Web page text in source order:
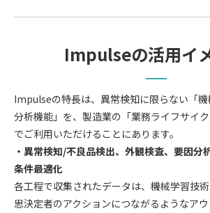
Impulseの活用イ
Impulseの特長は、異常検知に限らない「
分析機能」を、製造業の「業務ライフサイク
でご利用いただけることにあります。
・異常検知/不良品検出、外観検査、要因分
条件最適化
各工程で収集されたデータは、機械学習技
思決定者のアクションにつながるようなア